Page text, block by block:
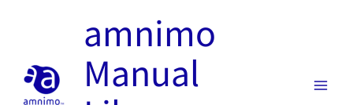
amnimo
Manual